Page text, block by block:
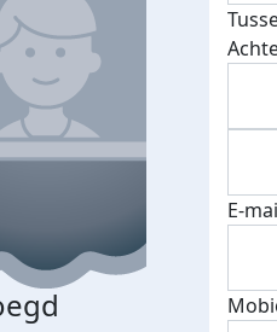
je je
E-